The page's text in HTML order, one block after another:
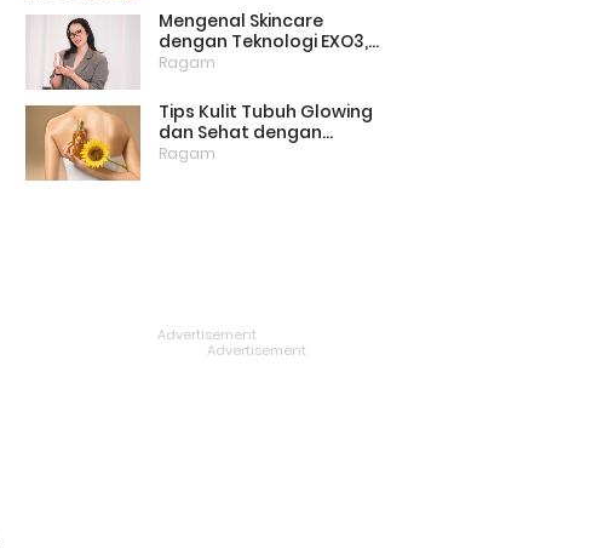
Lingkungan
Mengenal Skincare
dengan Teknologi EXO3,
Inovasi yang Mulai Dilirik
Rumah
Ragam
Tips Kulit Tubuh Glowing
dan Sehat dengan
Menjaga Lipid Barrier
Ragam